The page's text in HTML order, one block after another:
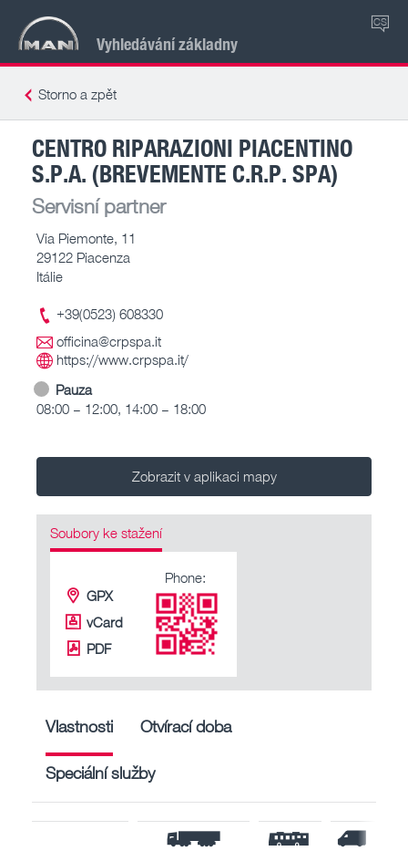
Vyhledávání základny
CS
Storno a zpět
CENTRO RIPARAZIONI PIACENTINO
S.P.A. (BREVEMENTE C.R.P. SPA)
Servisní partner
Via Piemonte, 11
29122 Piacenza
Itálie
+39(0523) 608330
officina@crpspa.it
https://www.crpspa.it/
Pauza
08:00 – 12:00, 14:00 – 18:00
Zobrazit v aplikaci mapy
Soubory ke stažení
GPX
vCard
PDF
Phone:
Vlastnosti Otvírací doba
Speciální služby